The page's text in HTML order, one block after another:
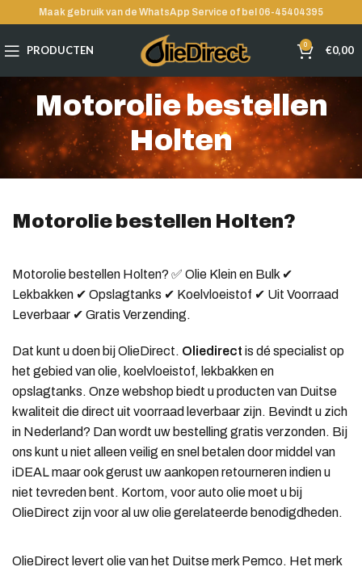
Maak gebruik van de WhatsApp Service of bel 06-45404395
PRODUCTEN 0 €0,00
Motorolie bestellen
Holten
Motorolie bestellen Holten?
Motorolie bestellen Holten? ✅ Olie Klein en Bulk ✔
Lekbakken ✔ Opslagtanks ✔ Koelvloeistof ✔ Uit Voorraad
Leverbaar ✔ Gratis Verzending.
Dat kunt u doen bij OlieDirect. Oliedirect is dé specialist op
het gebied van olie, koelvloeistof, lekbakken en
opslagtanks. Onze webshop biedt u producten van Duitse
kwaliteit die direct uit voorraad leverbaar zijn. Bevindt u zich
in Nederland? Dan wordt uw bestelling gratis verzonden. Bij
ons kunt u niet alleen veilig en snel betalen door middel van
iDEAL maar ook gerust uw aankopen retourneren indien u
niet tevreden bent. Kortom, voor auto olie moet u bij
OlieDirect zijn voor al uw olie gerelateerde benodigdheden.
OlieDirect levert olie van het Duitse merk Pemco. Het merk